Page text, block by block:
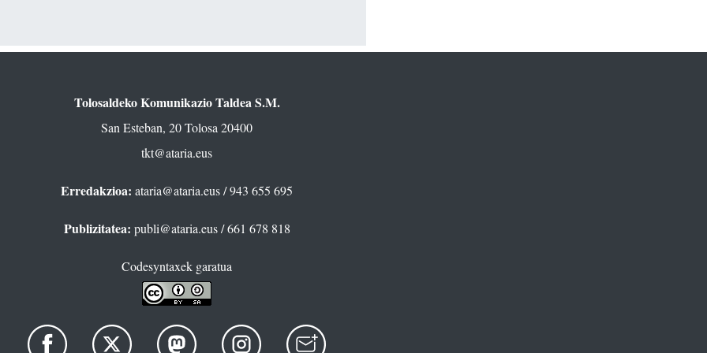
Tolosaldeko Komunikazio Taldea S.M.
San Esteban, 20 Tolosa 20400
tkt@ataria.eus
Erredakzioa: ataria@ataria.eus/ 943 655 695
Publizitatea: publi@ataria.eus/ 661 678 818
Codesyntaxek garatua